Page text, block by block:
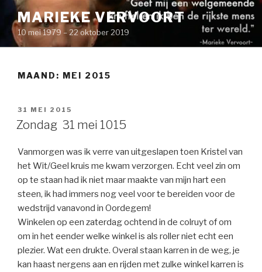
Naar
inhoud
springen
MARIEKE VERVOORT
10 mei 1979 – 22 oktober 2019
MAAND: MEI 2015
GEPLAATST
OP
31 MEI 2015
Zondag 31 mei 1015
Vanmorgen was ik verre van uitgeslapen toen Kristel van
het Wit/Geel kruis me kwam verzorgen. Echt veel zin om
op te staan had ik niet maar maakte van mijn hart een
steen, ik had immers nog veel voor te bereiden voor de
wedstrijd vanavond in Oordegem!
Winkelen op een zaterdag ochtend in de colruyt of om
om in het eender welke winkel is als roller niet echt een
plezier. Wat een drukte. Overal staan karren in de weg, je
kan haast nergens aan en rijden met zulke winkel karren is